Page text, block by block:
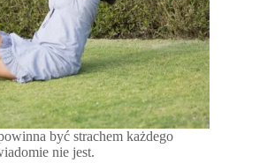
być strachem każdego
nie jest.